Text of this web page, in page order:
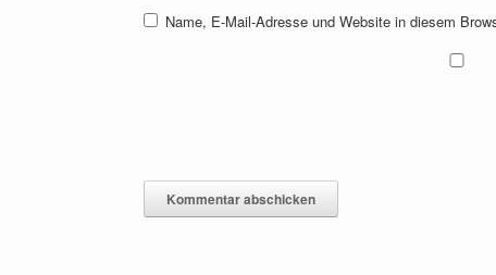
Name, E-Mail-Adresse und Website in diesem